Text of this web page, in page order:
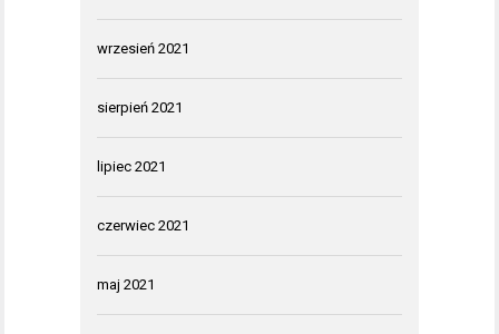
wrzesień 2021
sierpień 2021
lipiec 2021
czerwiec 2021
maj 2021